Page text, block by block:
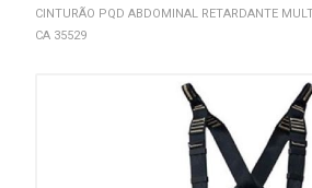
CINTURÃO PQD ABDOMINAL RETARDANTE
CA 35529